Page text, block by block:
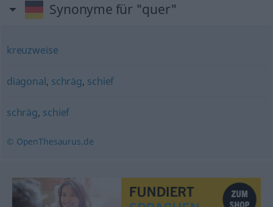
Synonyme für "quer"
kreuzweise
diagonal, schräg, schief
schräg, schief
© OpenThesaurus.de